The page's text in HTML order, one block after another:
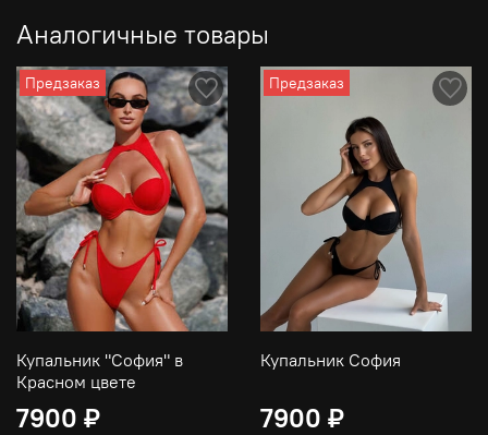
Аналогичные товары
Предзаказ
Купальник "София" в
Красном цвете
7900 ₽
Предзаказ
Купальник София
7900 ₽